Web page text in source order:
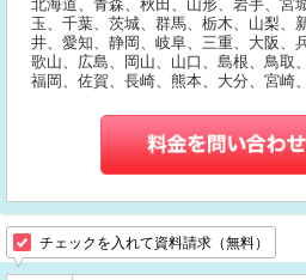
北海道、青森、秋田、山形、岩手、宮
玉、千葉、茨城、群馬、栃木、山梨、
井、愛知、静岡、岐阜、三重、大阪、
歌山、広島、岡山、山口、島根、鳥取
福岡、佐賀、長崎、熊本、大分、宮崎
チェックを入れて資料請求（無料）